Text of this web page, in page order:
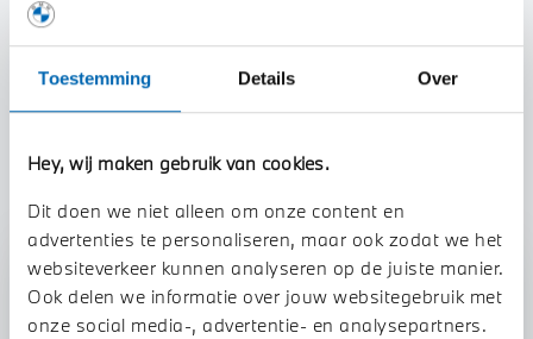
Toestemming Details Over
Hey, wij maken gebruik van cookies.
Dit doen we niet alleen om onze content en
advertenties te personaliseren, maar ook zodat we het
websiteverkeer kunnen analyseren op de juiste manier.
Ook delen we informatie over jouw websitegebruik met
onze social media-, advertentie- en analysepartners.
Stap 1 van 3
Uw auto inruilen?